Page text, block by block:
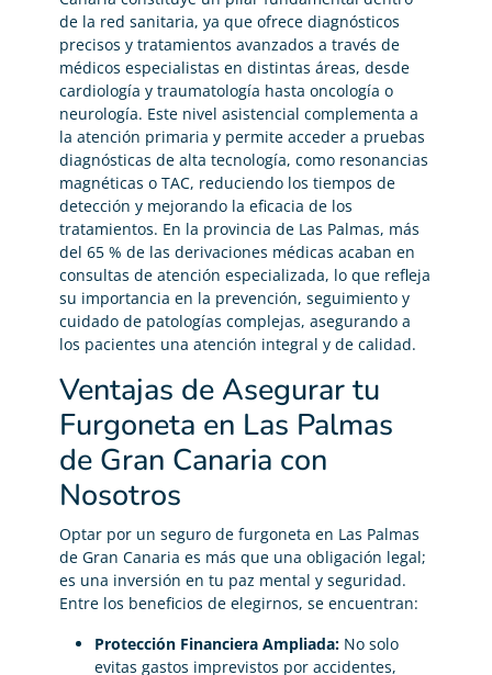
de la red sanitaria, ya que ofrece diagnósticos
precisos y tratamientos avanzados a través de
médicos especialistas en distintas áreas, desde
cardiología y traumatología hasta oncología o
neurología. Este nivel asistencial complementa a
la atención primaria y permite acceder a pruebas
diagnósticas de alta tecnología, como resonancias
magnéticas o TAC, reduciendo los tiempos de
detección y mejorando la eficacia de los
tratamientos. En la provincia de Las Palmas, más
del 65 % de las derivaciones médicas acaban en
consultas de atención especializada, lo que refleja
su importancia en la prevención, seguimiento y
cuidado de patologías complejas, asegurando a
los pacientes una atención integral y de calidad.
Ventajas de Asegurar tu
Furgoneta en Las Palmas
de Gran Canaria con
Nosotros
Optar por un seguro de furgoneta en Las Palmas
de Gran Canaria es más que una obligación legal;
es una inversión en tu paz mental y seguridad.
Entre los beneficios de elegirnos, se encuentran:
Protección Financiera Ampliada: No solo
evitas gastos imprevistos por accidentes,